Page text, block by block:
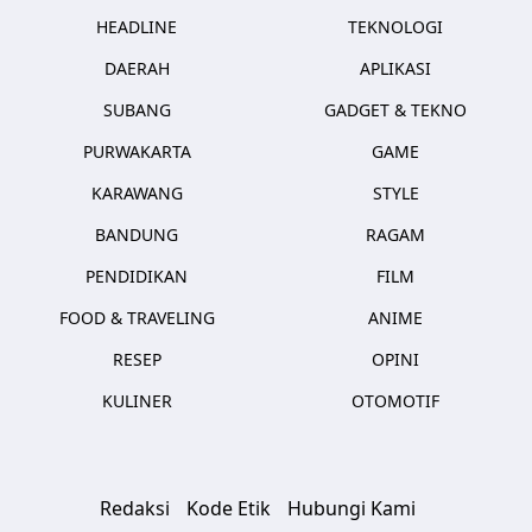
HEADLINE
DAERAH
SUBANG
PURWAKARTA
KARAWANG
BANDUNG
PENDIDIKAN
FOOD & TRAVELING
RESEP
KULINER
TEKNOLOGI
APLIKASI
GADGET & TEKNO
GAME
STYLE
RAGAM
FILM
ANIME
OPINI
OTOMOTIF
Redaksi Kode Etik Hubungi Kami